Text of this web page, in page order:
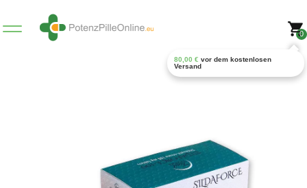
0
80,00 € vor dem kostenlosen
Versand